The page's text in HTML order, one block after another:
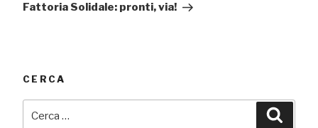
Fattoria Solidale: pronti, via!
CERCA